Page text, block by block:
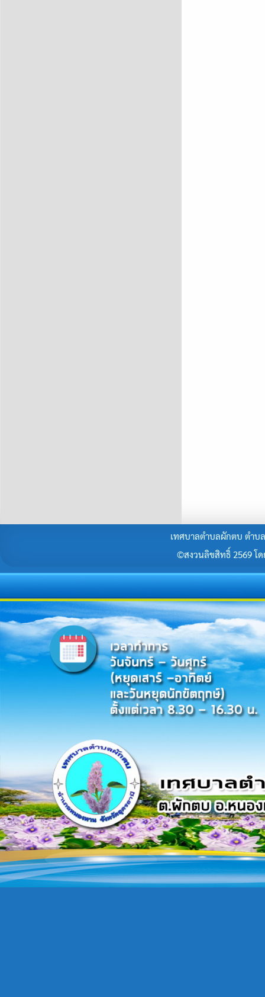
เทศบาลตำบลผักตบ ตำบ
©สงวนลิขสิทธิ์ 2569 โ